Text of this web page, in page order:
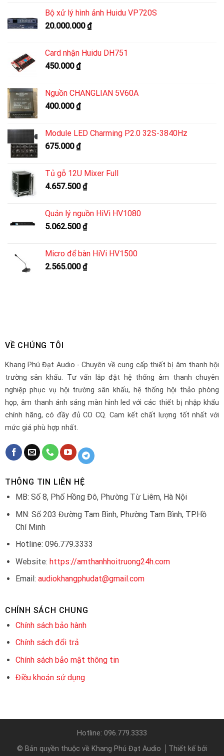
Bộ xử lý hình ảnh Huidu VP720S
20.000.000₫
Card nhận Huidu DH751
450.000₫
Nguồn CHANGLIAN 5V60A
400.000₫
Module LED Charming P2.0 32S-3840Hz
675.000₫
Tủ gỗ 12U Mixer Full
4.657.500₫
Quản lý nguồn HiVi HV1080
5.062.500₫
Micro để bàn HiVi HV1500
2.565.000₫
VỀ CHÚNG TÔI
Khang Phú Đạt Audio - Chuyên về cung cấp thiết bị âm thanh hội
trường sân khấu. Tư vấn lắp đặt hệ thống âm thanh chuyên
nghiệp phục vụ hội trường sân khấu, hệ thống hội thảo phòng
họp, âm thanh ánh sáng màn hình led với các thiết bị nhập khẩu
chính hãng, có đầy đủ CO CQ. Cam kết chất lượng tốt nhất với
mức giá phù hợp nhất.
THÔNG TIN LIÊN HỆ
MB: Số 8, Phố Hồng Đô, Phường Từ Liêm, Hà Nội
MN: Số 203 Đường Tam Bình, Phường Tam Bình, TP.Hồ
Chí Minh
Hotline: 096.779.3333
Website: https://amthanhhoitruong24h.com
Email: audiokhangphudat@gmail.com
CHÍNH SÁCH CHUNG
Chính sách bảo hành
Chính sách đổi trả
Chính sách bảo mật thông tin
Điều khoản sử dụng
Hotline: 096.779.3333
© Bản quyền thuộc về Khang Phú Đạt Audio
Thiết kế bởi